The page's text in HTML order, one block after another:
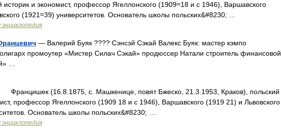
историк и экономист, профессор Ягеллонского (1909≈18 и с 1946), Варшавского
(1921≈39) университетов. Основатель школы польских&#8230; …
— Валерий Буяк ???? Сэнсэй Сэкай Валекс Буяк: мастер кэмпо
промоутер «Мистер Силач Сэкай» продюссер Натали строитель финансовой
…
(16.8.1875, с. Машкенице, повят Бжеско, 21.3.1953, Краков), польский
профессор Ягеллонского (1909 18 и с 1946), Варшавского (1919 21) и Львовского
Основатель школы польских&#8230; …